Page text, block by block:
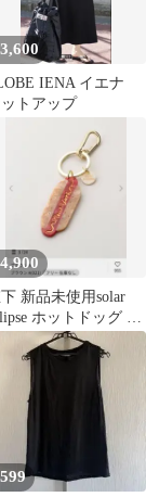
3,600
IENA イエナ
トアップ
4,900
新品未使用solar
ホットドッグ チ
ム キーホルダー
599